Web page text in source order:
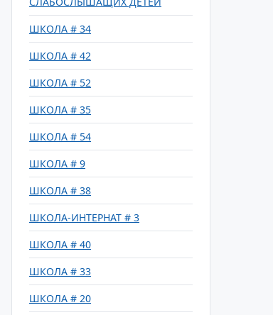
ШКОЛА # 34
ШКОЛА # 42
ШКОЛА # 52
ШКОЛА # 35
ШКОЛА # 54
ШКОЛА # 9
ШКОЛА # 38
ШКОЛА-ИНТЕРНАТ # 3
ШКОЛА # 40
ШКОЛА # 33
ШКОЛА # 20